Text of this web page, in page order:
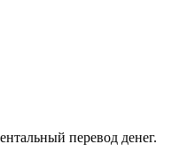
перевод денег.